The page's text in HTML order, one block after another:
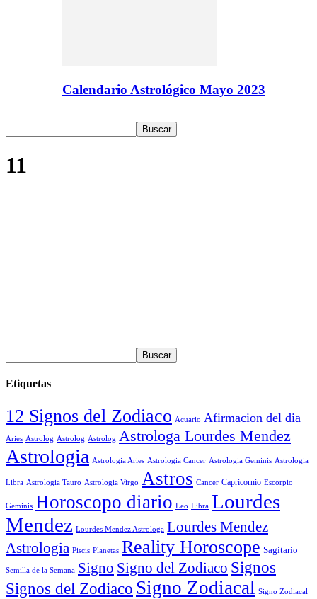
Calendario Astrológico Mayo 2023
11
Etiquetas
12 Signos del Zodiaco Acuario Afirmacion del dia
Aries Astrolog Astrolog Astrolog Astrologa Lourdes Mendez
Astrologia Astrologia Aries Astrologia Cancer Astrologia Geminis Astrologia
Libra Astrologia Tauro Astrologia Virgo Astros Cancer Capricornio Escorpio
Geminis Horoscopo diario Leo Libra Lourdes
Mendez Lourdes Mendez Astrologa Lourdes Mendez
Astrologia Piscis Planetas Reality Horoscope Sagitario
Semilla de la Semana Signo Signo del Zodiaco Signos
Signos del Zodiaco Signo Zodiacal Signo Zodiacal